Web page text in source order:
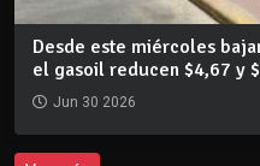
Desde este miércoles
el gasoil reducen $4,67 y
Jun 30 2026